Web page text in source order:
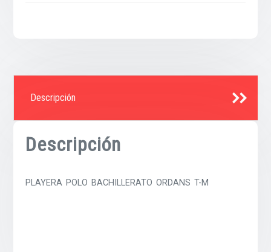
Descripción
Descripción
PLAYERA POLO BACHILLERATO ORDANS T-M